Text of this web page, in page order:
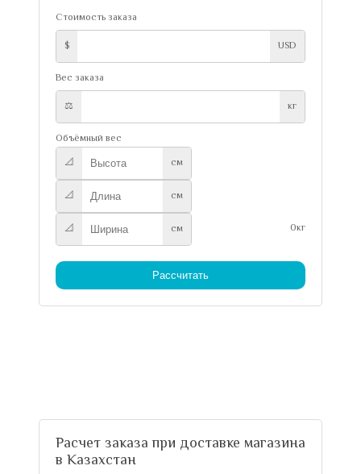
Стоимость заказа
$
USD
Вес заказа
⚖️
кг
Объёмный вес
📐
см
📐 см
📐 см 0кг
Рассчитать
Расчет заказа при доставке магазина
в Казахстан